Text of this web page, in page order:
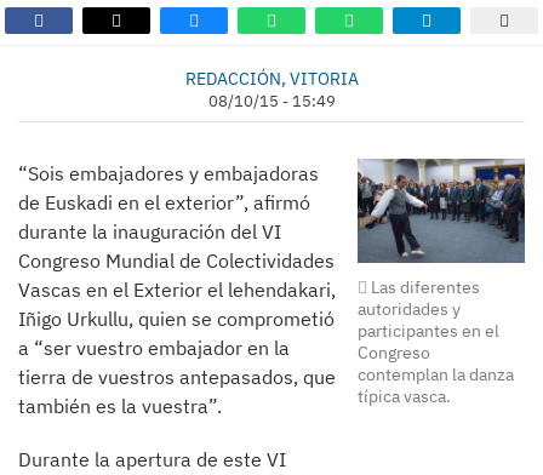
REDACCIÓN, VITORIA
08/10/15 - 15:49
Las diferentes
autoridades y
participantes en el
Congreso
contemplan la danza
típica vasca.
“Sois embajadores y embajadoras
de Euskadi en el exterior”, afirmó
durante la inauguración del VI
Congreso Mundial de Colectividades
Vascas en el Exterior el lehendakari,
Iñigo Urkullu, quien se comprometió
a “ser vuestro embajador en la
tierra de vuestros antepasados, que
también es la vuestra”.
Durante la apertura de este VI